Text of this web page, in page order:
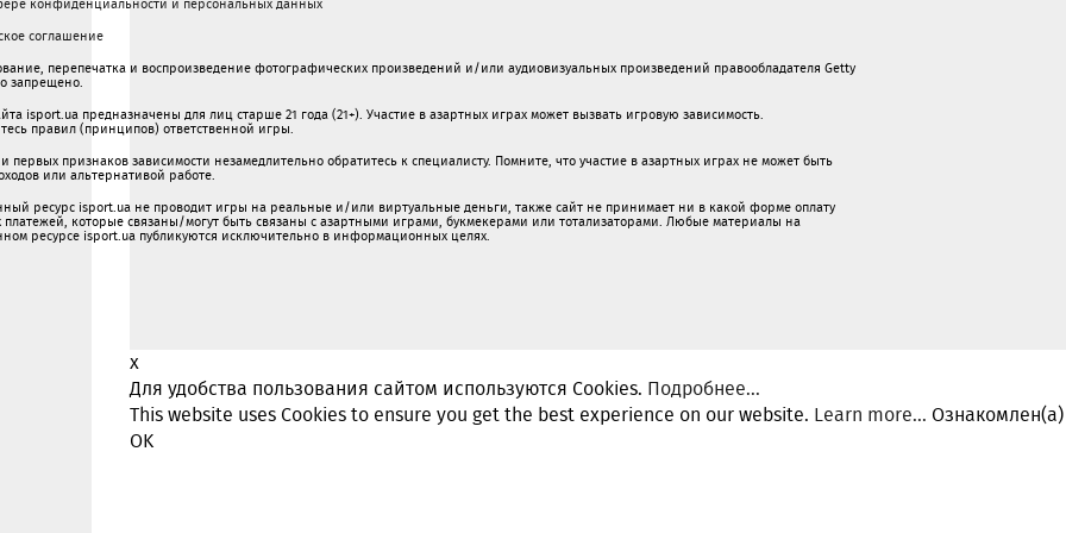
конфиденциальности и персональных данных
соглашение
перепечатка и воспроизведение фотографических произведений и/или аудиовизуальных произведений правообладателя Getty
запрещено.
isport.ua предназначены для лиц старше 21 года (21+). Участие в азартных играх может вызвать игровую зависимость.
правил (принципов) ответственной игры.
первых признаков зависимости незамедлительно обратитесь к специалисту. Помните, что участие в азартных играх не может быть
или альтернативой работе.
ресурс isport.ua не проводит игры на реальные и/или виртуальные деньги, также сайт не принимает ни в какой форме oплaту
платежей, которые связаны/могут быть связаны c азартными игрaми, букмекерами или тотализаторами. Любые материалы на
ресурсе isport.ua публикуютcя исключительно в информационных целях.
x
Для удобства пользования сайтом используются Cookies. Подробнее...
This website uses Cookies to ensure you get the best experience on our website. Learn more...
OK